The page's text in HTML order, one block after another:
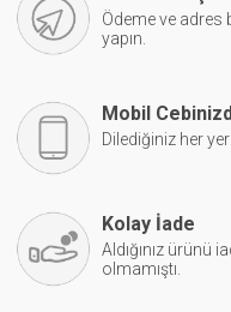
Ödeme ve adres
yapın.
Mobil
Dilediğiniz her
Kolay İade
Aldığınız ürünü
olmamıştı.